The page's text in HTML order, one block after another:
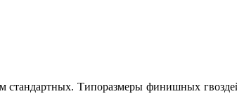
Типоразмеры финишных